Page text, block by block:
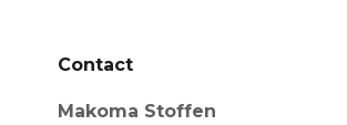
Contact
Makoma Stoffen